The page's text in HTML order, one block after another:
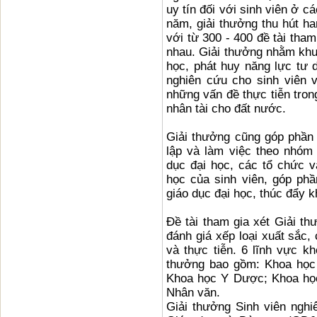
uy tín đối với sinh viên ở
năm, giải thưởng thu hút
với từ 300 - 400 đề tài
nhau. Giải thưởng nhằm
học, phát huy năng lực tư
nghiên cứu cho sinh viên
những vấn đề thực tiễn
nhân tài cho đất nước.
Giải thưởng cũng góp
lập và làm việc theo
dục đại học, các tổ chức
học của sinh viên, góp
giáo dục đại học, thúc đẩy
Đề tài tham gia xét Giải
đánh giá xếp loại xuất
và thực tiễn. 6 lĩnh vực
thưởng bao gồm: Khoa
Khoa học Y Dược; Khoa
Nhân văn.
Giải thưởng Sinh viên